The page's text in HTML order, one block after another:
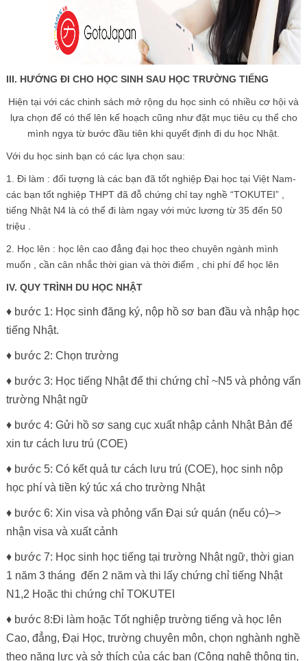
III. HƯỚNG ĐI CHO HỌC SINH SAU HỌC TRƯỜNG TIẾNG
Hiện tại với các chinh sách mở rộng du học sinh có nhiều cơ hội và
lựa chọn để có thể lên kế hoạch cũng như đặt mục tiêu cụ thể cho
mình ngya từ bước đầu tiên khi quyết định đi du học Nhật.
Với du học sinh bạn có các lựa chọn sau:
1. Đi làm : đối tượng là các bạn đã tốt nghiệp Đại học tại Việt Nam-
các bạn tốt nghiệp THPT đã đỗ chứng chỉ tay nghề “TOKUTEI” ,
tiếng Nhật N4 là có thể đi làm ngay với mức lương từ 35 đến 50
triệu .
2. Học lên : học lên cao đẳng đại học theo chuyên ngành mình
muốn , cần cân nhắc thời gian và thời điểm , chi phí để học lên
IV. QUY TRÌNH DU HỌC NHẬT
♦ bước 1: Học sinh đăng ký, nộp hồ sơ ban đầu và nhập học
tiếng Nhật.
♦ bước 2: Chọn trường
♦ bước 3: Học tiếng Nhật để thi chứng chỉ ~N5 và phỏng vấn
trường Nhật ngữ
♦ bước 4: Gửi hồ sơ sang cục xuất nhập cảnh Nhật Bản để
xin tư cách lưu trú (COE)
♦ bước 5: Có kết quả tư cách lưu trú (COE), học sinh nộp
học phí và tiền ký túc xá cho trường Nhật
♦ bước 6: Xin visa và phỏng vấn Đại sứ quán (nếu có)–>
nhận visa và xuất cảnh
♦ bước 7: Học sinh học tiếng tại trường Nhật ngữ, thời gian
1 năm 3 tháng đến 2 năm và thi lấy chứng chỉ tiếng Nhật
N1,2 Hoặc thi chứng chỉ TOKUTEI
♦ bước 8:Đi làm hoặc Tốt nghiệp trường tiếng và học lên
Cao, đẳng, Đại Học, trường chuyên môn, chọn nghành nghề
theo năng lực và sở thích của các bạn (Công nghệ thông tin,